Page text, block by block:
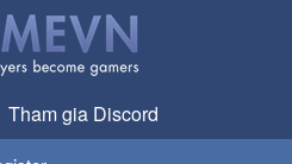
Tham gia Discord